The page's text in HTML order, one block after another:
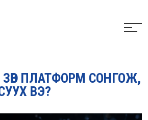
ПЛАТФОРМ СОНГОЖ,
ВЭ?